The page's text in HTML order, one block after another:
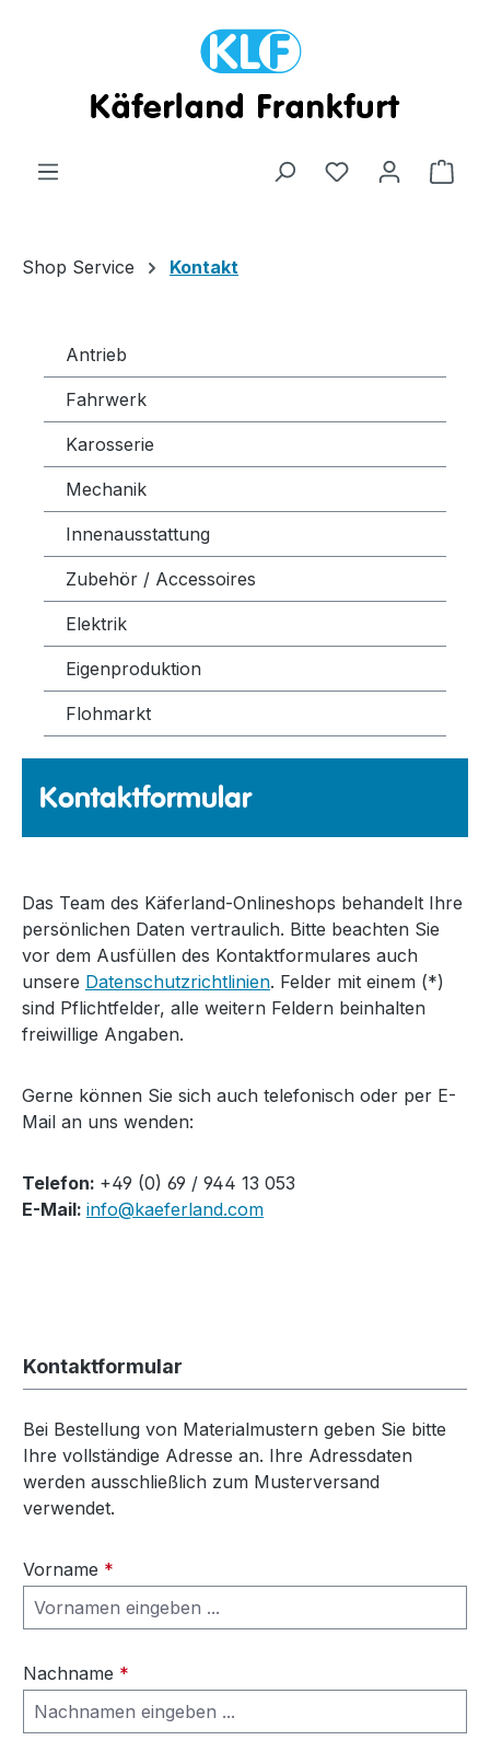
Zum Hauptinhalt springen
Shop Service Kontakt
Antrieb
Fahrwerk
Karosserie
Mechanik
Innenausstattung
Zubehör / Accessoires
Elektrik
Eigenproduktion
Flohmarkt
Kontaktformular
Das Team des Käferland-Onlineshops behandelt Ihre
persönlichen Daten vertraulich. Bitte beachten Sie
vor dem Ausfüllen des Kontaktformulares auch
unsere Datenschutzrichtlinien. Felder mit einem (*)
sind Pflichtfelder, alle weitern Feldern beinhalten
freiwillige Angaben.
Gerne können Sie sich auch telefonisch oder per E-
Mail an uns wenden:
Telefon: +49 (0) 69 / 944 13 053
E-Mail: info@kaeferland.com
Kontaktformular
Bei Bestellung von Materialmustern geben Sie bitte
Ihre vollständige Adresse an. Ihre Adressdaten
werden ausschließlich zum Musterversand
verwendet.
Vorname *
Nachname *